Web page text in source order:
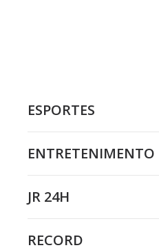
ESPORTES
ENTRETENIMENTO
JR 24H
RECORD